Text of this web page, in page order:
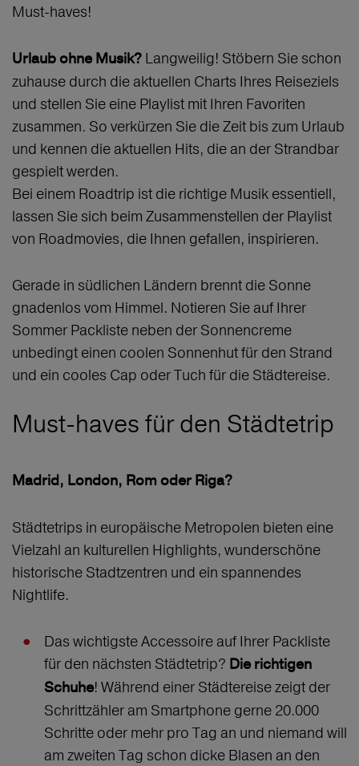
Must-haves!
Urlaub ohne Musik? Langweilig! Stöbern Sie schon
zuhause durch die aktuellen Charts Ihres Reiseziels
und stellen Sie eine Playlist mit Ihren Favoriten
zusammen. So verkürzen Sie die Zeit bis zum Urlaub
und kennen die aktuellen Hits, die an der Strandbar
gespielt werden.
Bei einem Roadtrip ist die richtige Musik essentiell,
lassen Sie sich beim Zusammenstellen der Playlist
von Roadmovies, die Ihnen gefallen, inspirieren.
Gerade in südlichen Ländern brennt die Sonne
gnadenlos vom Himmel. Notieren Sie auf Ihrer
Sommer Packliste neben der Sonnencreme
unbedingt einen coolen Sonnenhut für den Strand
und ein cooles Cap oder Tuch für die Städtereise.
Must-haves für den Städtetrip
Madrid, London, Rom oder Riga?
Städtetrips in europäische Metropolen bieten eine
Vielzahl an kulturellen Highlights, wunderschöne
historische Stadtzentren und ein spannendes
Nightlife.
Das wichtigste Accessoire auf Ihrer Packliste
für den nächsten Städtetrip? Die richtigen
Schuhe! Während einer Städtereise zeigt der
Schrittzähler am Smartphone gerne 20.000
Schritte oder mehr pro Tag an und niemand will
am zweiten Tag schon dicke Blasen an den